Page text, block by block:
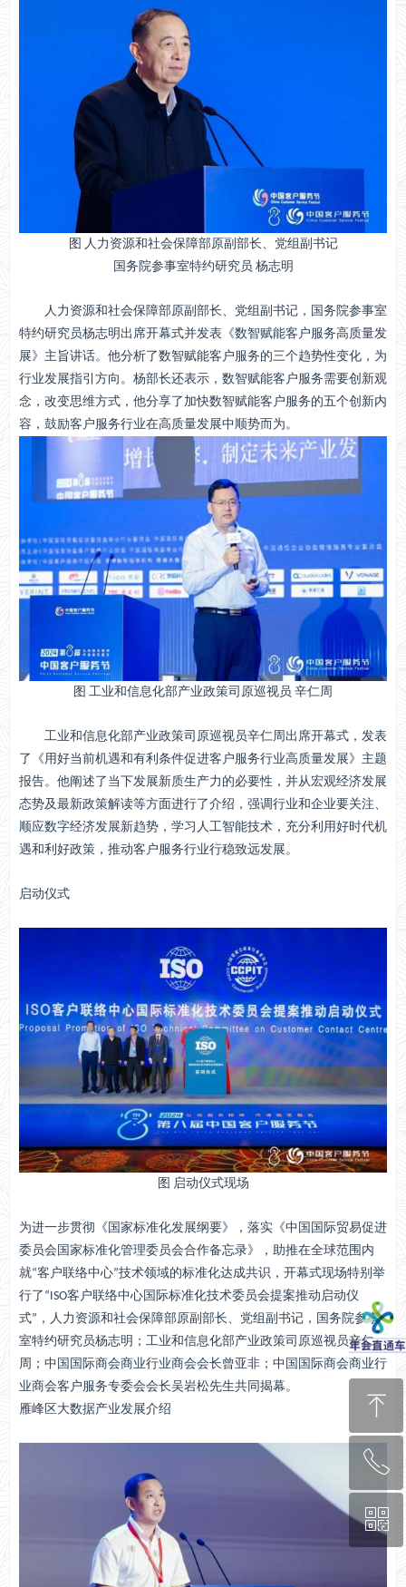
图 人力资源和社会保障部原副部长、党组副书记
国务院参事室特约研究员 杨志明
人力资源和社会保障部原副部长、党组副书记，国务院参事室
特约研究员杨志明出席开幕式并发表《数智赋能客户服务高质量发
展》主旨讲话。他分析了数智赋能客户服务的三个趋势性变化，为
行业发展指引方向。杨部长还表示，数智赋能客户服务需要创新观
念，改变思维方式，他分享了加快数智赋能客户服务的五个创新内
容，鼓励客户服务行业在高质量发展中顺势而为。
图 工业和信息化部产业政策司原巡视员 辛仁周
工业和信息化部产业政策司原巡视员辛仁周出席开幕式，发表
了《用好当前机遇和有利条件促进客户服务行业高质量发展》主题
报告。他阐述了当下发展新质生产力的必要性，并从宏观经济发展
态势及最新政策解读等方面进行了介绍，强调行业和企业要关注、
顺应数字经济发展新趋势，学习人工智能技术，充分利用好时代机
遇和利好政策，推动客户服务行业行稳致远发展。
启动仪式
图 启动仪式现场
为进一步贯彻《国家标准化发展纲要》，落实《中国国际贸易促进
委员会国家标准化管理委员会合作备忘录》，助推在全球范围内
就“客户联络中心”技术领域的标准化达成共识，开幕式现场特别举
行了“ISO客户联络中心国际标准化技术委员会提案推动启动仪
式”，人力资源和社会保障部原副部长、党组副书记，国务院参事
室特约研究员杨志明；工业和信息化部产业政策司原巡视员辛仁
周；中国国际商会商业行业商会会长曾亚非；中国国际商会商业行
业商会客户服务专委会会长吴岩松先生共同揭幕。
雁峰区大数据产业发展介绍
ꁸ
回到顶部
ꂅ
0571-8878-8870
ꀥ